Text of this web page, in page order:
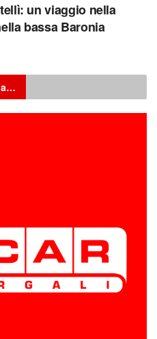
un viaggio nella
bassa Baronia